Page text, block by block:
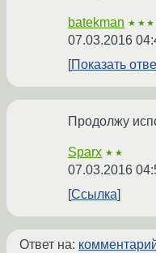
batekman ★★★
07.03.2016
Показать
Продолжу
Sparx ★★
07.03.2016
Ссылка
Ответ на: